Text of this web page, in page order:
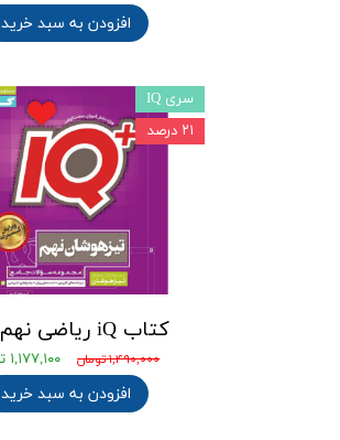
افزودن به سبد خرید
کتاب iQ ریاضی نهم گاج
۱,۴۹۰,۰۰۰ تومان ۱,۱۷۷,۱۰۰ تومان
افزودن به سبد خرید
سری IQ
۲۱ درصد